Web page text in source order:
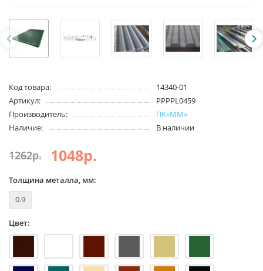
Код товара:
14340-01
Артикул:
PPPPL0459
Производитель:
ПК«ММ»
Наличие:
В наличии
1262р. 1048р.
Толщина металла, мм:
0.9
Цвет: